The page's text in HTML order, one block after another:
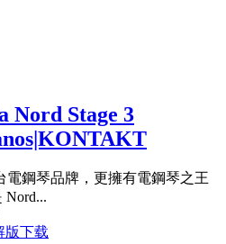
Nord Stage 3
電鋼琴品牌，更擁有電鋼琴之王
Nord...